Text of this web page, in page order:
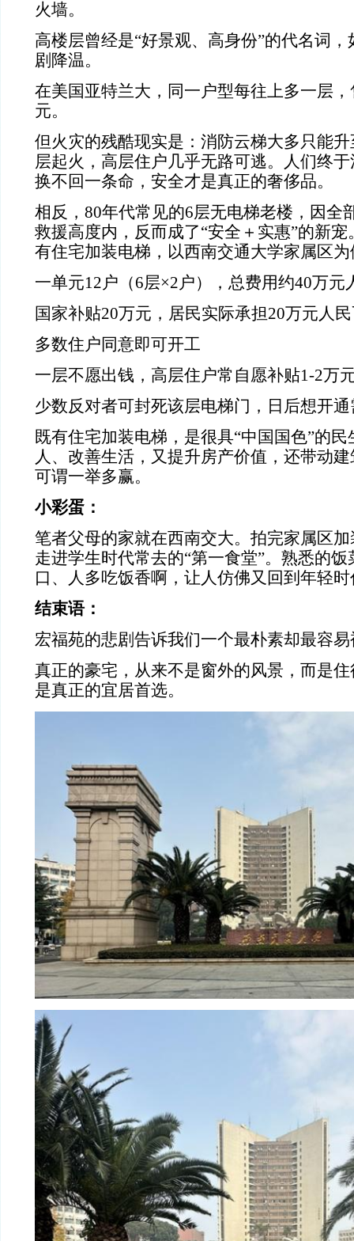
火墙。
高楼层曾经是“好景观、高身份”的代名词
剧降温。
在美国亚特兰大，同一户型每往上多一层
元。
但火灾的残酷现实是：消防云梯大多只能升
层起火，高层住户几乎无路可逃。人们终
换不回一条命，安全才是真正的奢侈品。
相反， 80年代常见的6层无电梯老楼，因全
救援高度内，反而成了“安全＋实惠”的新
有住宅加装电梯，以西南交通大学家属区为
一单元12 户（6层×2 户），总费用约40万元
国家补贴20万元，居民实际承担20万元人
多数住户同意即可开工
一层不愿出钱，高层住户常自愿补贴1-2万
少数反对者可封死该层电梯门，日后想开
既有住宅加装电梯，是很具“中国国色”的
人、改善生活，又提升房产价值，还带动
可谓一举多赢。
小彩蛋：
笔者父母的家就在西南交大。拍完家属区
走进学生时代常去的“第一食堂”。熟悉的
口、人多吃饭香啊，让人仿佛又回到年轻时
结束语：
宏福苑的悲剧告诉我们一个最朴素却最容
真正的豪宅，从来不是窗外的风景，而是
是真正的宜居首选。